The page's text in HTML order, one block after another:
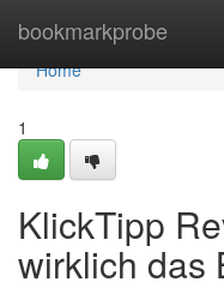
bookmarkprobe
Home
Home
1
KlickTipp
wirklich das